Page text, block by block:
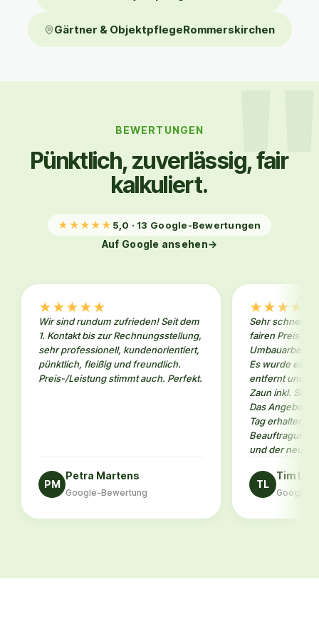
Gärtner & ObjektpflegeRommerskirchen
BEWERTUNGEN
Pünktlich, zuverlässig, fair
kalkuliert.
★ ★★★★ 5,0 · 13 Google-Bewertungen
Auf Google ansehen→
★★★★★
Wir sind rundum zufrieden! Seit dem
1. Kontakt bis zur Rechnungsstellung,
sehr professionell, kundenorientiert,
pünktlich, fleißig und freundlich.
Preis-/Leistung stimmt auch. Perfekt.
PM
Petra Martens
Google-Bewertung
★★★★
Sehr schneller
fairen Preis.
Es wurde eine
entfernt und
Zaun inkl.
Das Angebot
Tag erhalten.
Beauftragung
und der neue
TL
Tim
Google-